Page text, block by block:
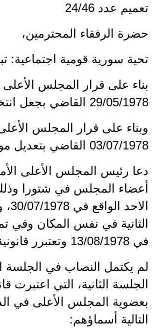
تعميم عدد 24/46
حضرة الرفقاء المحترمين،
تحية سورية قومية اجتماعية:
بناء على قرار المجلس
29/05/1978 القاضي بجعل انتخابات المجلس الأعلى تشمل كامل الأعضاء،
وبناء على قرار المجلس
03/07/1978 القاضي بتعديل موعد الانتخاب،
دعا رئيس المجلس الأعلى
أعضاء المجلس في شتورا
الثانية في نفس المكان وفي
في 13/08/1978 وتعتبرر قانونية مهما بلغ عدد الحضور.
لم يكتمل النصاب في الجلسة
الجلسة الثانية، التي اعتبرت
بعضوية المجلس الأعلى في
التالية أسماؤهم: